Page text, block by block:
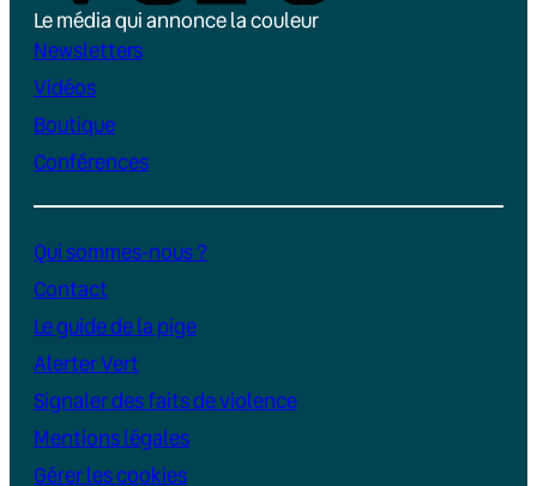
Le média qui annonce la couleur
Newsletters
Vidéos
Boutique
Conférences
Qui sommes-nous ?
Contact
Le guide de la pige
Alerter Vert
Signaler des faits de violence
Mentions légales
Gérer les cookies